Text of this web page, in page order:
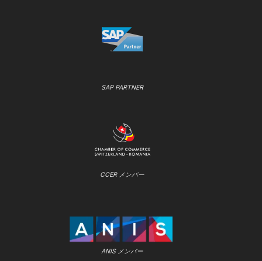
SAP PARTNER
CCER メンバー
ANIS メンバー